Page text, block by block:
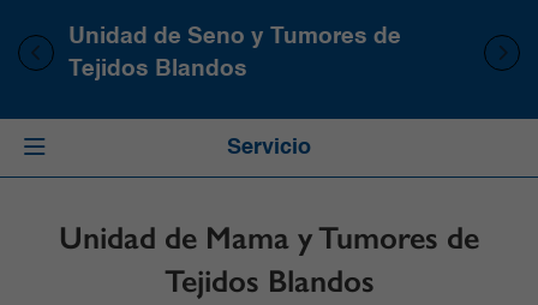
Unidad de Seno y Tumores de
Tejidos Blandos
Servicio
Unidad de Mama y Tumores de
Tejidos Blandos